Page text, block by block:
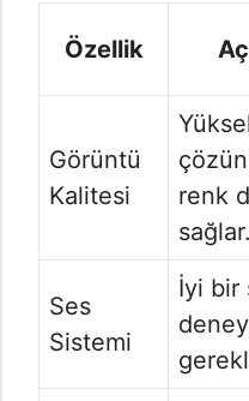
Özellik
Görüntü
Kalitesi
renk
sağlar.
Ses
Sistemi
İyi bir